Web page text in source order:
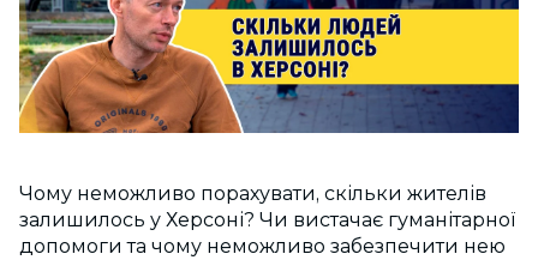
Чому неможливо порахувати, скільки жителів
залишилось у Херсоні? Чи вистачає гуманітарної
допомоги та чому неможливо забезпечити нею